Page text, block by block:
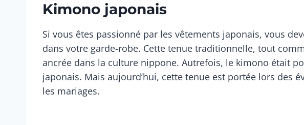
Kimono japonais
Si vous êtes passionné par les vêtements japonais, vous
dans votre garde-robe. Cette tenue traditionnelle, tout
ancrée dans la culture nippone. Autrefois, le kimono était
japonais. Mais aujourd’hui, cette tenue est portée lors des
les mariages.